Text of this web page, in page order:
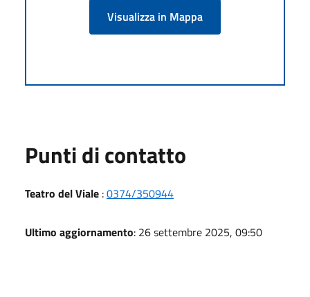
Visualizza in Mappa
Punti di contatto
Teatro del Viale :0374/350944
Ultimo aggiornamento: 26 settembre 2025, 09:50